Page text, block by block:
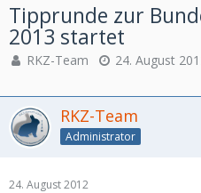
Tipprunde zur
2013 startet
RKZ-Team 24. August
RKZ-Team
Administrator
24. August 2012